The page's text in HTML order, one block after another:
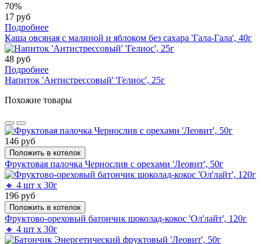
70%
17 руб
Подробнее
Каша овсяная с малиной и яблоком без сахара 'Гала-Гала', 40г
48 руб
Подробнее
Напиток 'Антистрессовый' 'Гелиос', 25г
Похожие товары
146 руб
Положить в котелок
Фруктовая палочка Чернослив с орехами 'Леовит', 50г
196 руб
Положить в котелок
Фруктово-ореховый батончик шоколад-кокос 'Ол'лайт', 120г
🔸 4 шт х 30г